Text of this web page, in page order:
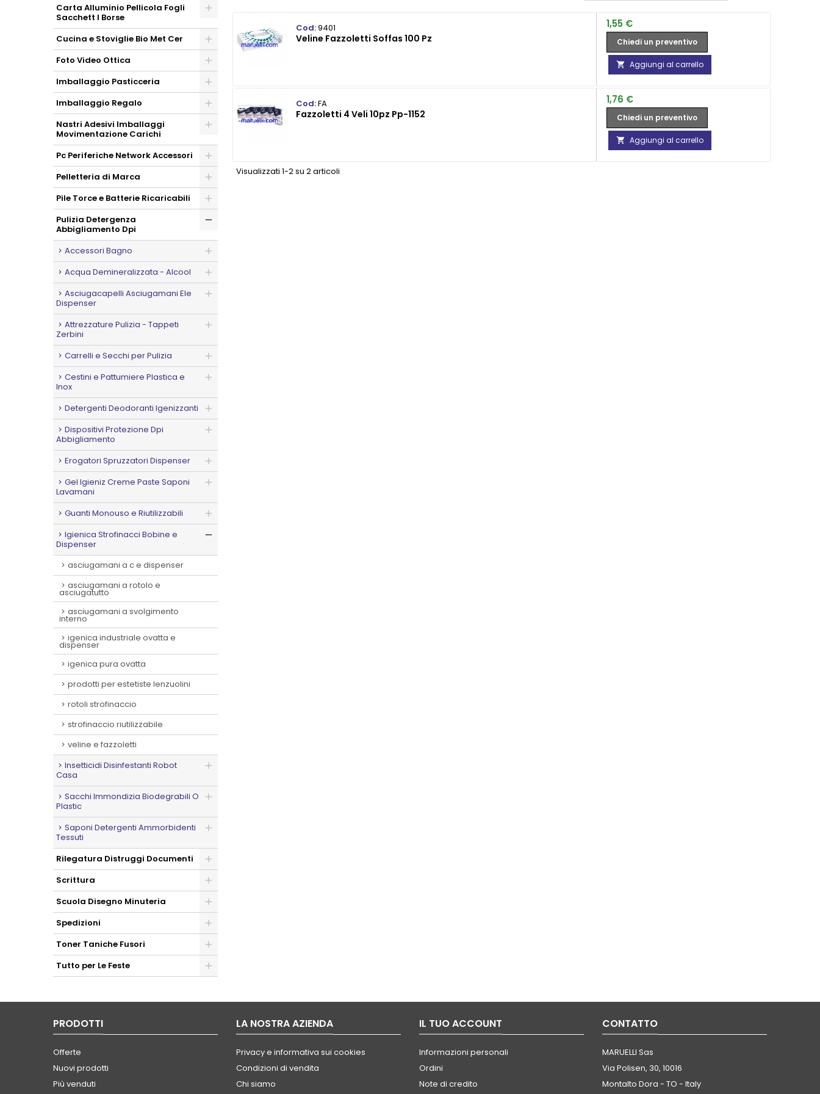
Carta Alluminio Pellicola Fogli
Sacchett I Borse
Cucina e Stoviglie Bio Met Cer
Foto Video Ottica
Imballaggio Pasticceria
Imballaggio Regalo
Nastri Adesivi Imballaggi
Movimentazione Carichi
Pc Periferiche Network Accessori
Pelletteria di Marca
Pile Torce e Batterie Ricaricabili
Pulizia Detergenza
Abbigliamento Dpi
Accessori Bagno
Acqua Demineralizzata - Alcool
Asciugacapelli Asciugamani Ele
Dispenser
Attrezzature Pulizia - Tappeti
Zerbini
Carrelli e Secchi per Pulizia
Cestini e Pattumiere Plastica e
Inox
Detergenti Deodoranti Igenizzanti
Dispositivi Protezione Dpi
Abbigliamento
Erogatori Spruzzatori Dispenser
Gel Igieniz Creme Paste Saponi
Lavamani
Guanti Monouso e Riutilizzabili
Igienica Strofinacci Bobine e
Dispenser
asciugamani a c e dispenser
asciugamani a rotolo e
asciugatutto
asciugamani a svolgimento
interno
igenica industriale ovatta e
dispenser
igenica pura ovatta
prodotti per estetiste lenzuolini
rotoli strofinaccio
strofinaccio riutilizzabile
veline e fazzoletti
Insetticidi Disinfestanti Robot
Casa
Sacchi Immondizia Biodegrabili O
Plastic
Saponi Detergenti Ammorbidenti
Tessuti
Rilegatura Distruggi Documenti
Scrittura
Scuola Disegno Minuteria
Spedizioni
Toner Taniche Fusori
Tutto per Le Feste
Cod:9401
Veline Fazzoletti Soffas 100 Pz
Prezzo
1,55 €
Chiedi un preventivo
 Aggiungi al carrello
Cod:FA
Fazzoletti 4 Veli 10pz Pp-1152
Prezzo
1,76 €
Chiedi un preventivo
 Aggiungi al carrello
Visualizzati 1-2 su 2 articoli
PRODOTTI
Offerte
Nuovi prodotti
Più venduti
LA NOSTRA AZIENDA
Privacy e informativa sui cookies
Condizioni di vendita
Chi siamo
IL TUO ACCOUNT
Informazioni personali
Ordini
Note di credito
CONTATTO
MARUELLI Sas
Via Polisen, 30, 10016
Montalto Dora - TO - Italy